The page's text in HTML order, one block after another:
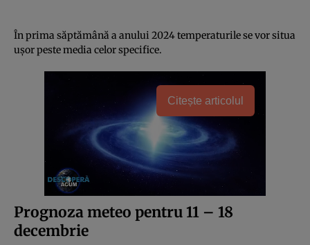
În prima săptămână a anului 2024 temperaturile se vor situa
ușor peste media celor specifice.
Citește articolul
Prognoza meteo pentru 11 – 18
decembrie